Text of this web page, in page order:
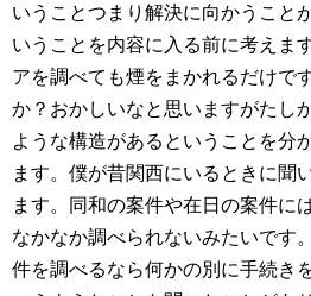
いうことつまり解決に向かうこと
いうことを内容に入る前に考えま
アを調べても煙をまかれるだけで
か？おかしいなと思いますがたし
ような構造があるということを分
ます。僕が昔関西にいるときに聞
ます。同和の案件や在日の案件に
なかなか調べられないみたいです
件を調べるなら何かの別に手続き